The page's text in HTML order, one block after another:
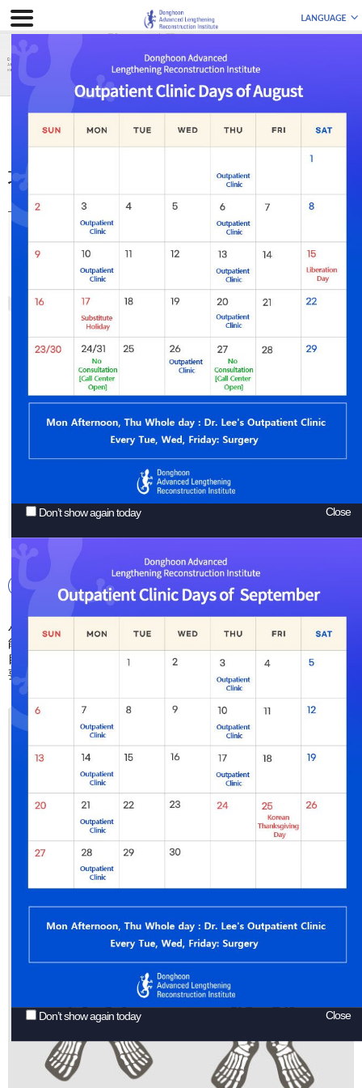
Don’t show again today Close
Don’t show again today Close
增高术方案
Leg Lengthening programs of DALRI
Dong Hoon Lee
李東訓骨延长重建医院的增
高术方案
以患者安全为基础的《李東訓骨延长重建医院》
的增高术方案，将按照《私人定制》形式进行。
李東訓博士本着十多年的精湛医术和丰富经验所树立的
《患者安全为先》的原则，充分体现在了以下方案当中。
我们诊疗时按照每一位的特性，
状况及具备条件做出相应的手术计划。
基本延长方案(Lengthening of tibial or femur)
小腿或大腿中只选择一个部位进行延长时，具体延长哪个部位,
能延长多少等问题，要考虑好身体比例，恢复期间，疤痕，
目标值后再决定。最基本的方式为小腿或大腿中选择一个部位进行延长，
要慎重考虑身体比例等问题后再做最终决定。